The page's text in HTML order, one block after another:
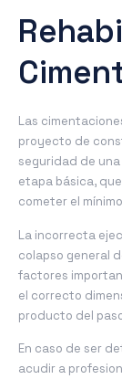
Las
proyecto de
seguridad de
etapa básica,
cometer el
La incorrecta
colapso general
factores
el correcto
producto del
En caso de ser
acudir a